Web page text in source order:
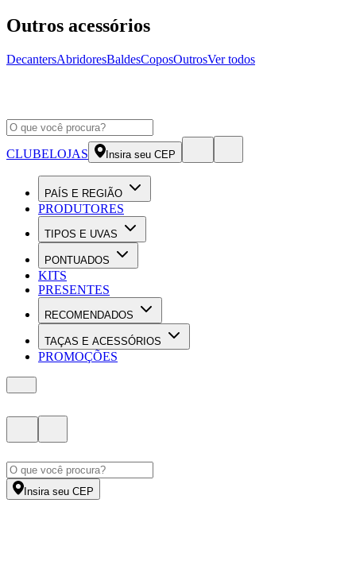
Outros acessórios
DecantersAbridoresBaldesCoposOutrosVer todos
CLUBELOJAS Insira seu CEP
PAÍS E REGIÃO
PRODUTORES
TIPOS E UVAS
PONTUADOS
KITS
PRESENTES
RECOMENDADOS
TAÇAS E ACESSÓRIOS
PROMOÇÕES
Insira seu CEP